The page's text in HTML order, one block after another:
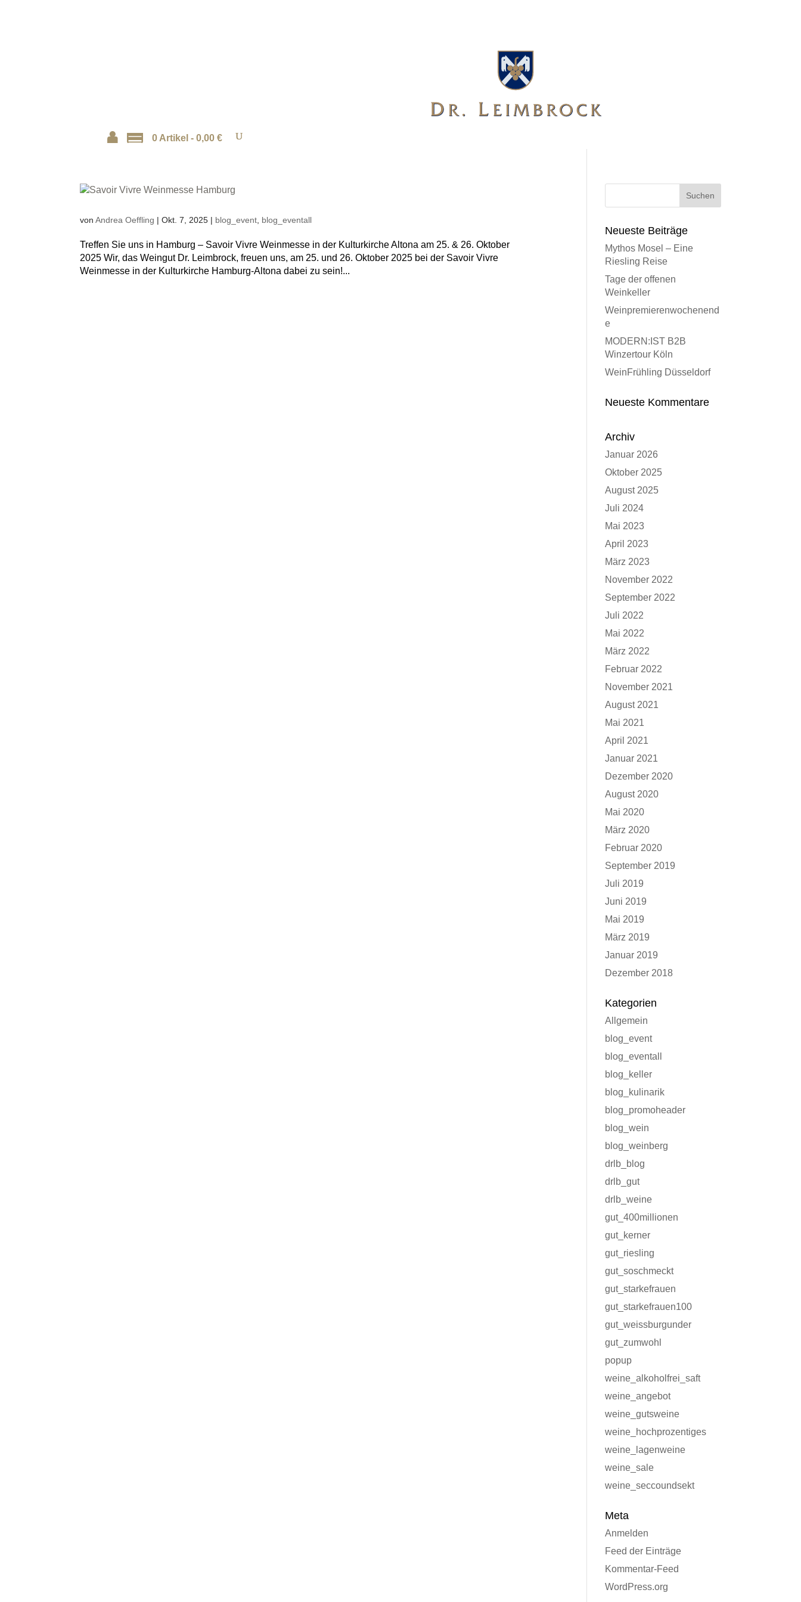
0 Artikel -0,00€
vonAndrea Oeffling |Okt. 7, 2025 | blog_event blog_eventall
Treffen Sie uns in Hamburg – Savoir Vivre Weinmesse in der Kulturkirche Altona am 25. & 26. Oktober
2025 Wir, das Weingut Dr. Leimbrock, freuen uns, am 25. und 26. Oktober 2025 bei der Savoir Vivre
Weinmesse in der Kulturkirche Hamburg-Altona dabei zu sein!...
Neueste Beiträge
Mythos Mosel – Eine
Riesling Reise
Tage der offenen
Weinkeller
Weinpremierenwochenend
e
MODERN:IST B2B
Winzertour Köln
WeinFrühling Düsseldorf
Neueste Kommentare
Archiv
Januar 2026
Oktober 2025
August 2025
Juli 2024
Mai 2023
April 2023
März 2023
November 2022
September 2022
Juli 2022
Mai 2022
März 2022
Februar 2022
November 2021
August 2021
Mai 2021
April 2021
Januar 2021
Dezember 2020
August 2020
Mai 2020
März 2020
Februar 2020
September 2019
Juli 2019
Juni 2019
Mai 2019
März 2019
Januar 2019
Dezember 2018
Kategorien
Allgemein
blog_event
blog_eventall
blog_keller
blog_kulinarik
blog_promoheader
blog_wein
blog_weinberg
drlb_blog
drlb_gut
drlb_weine
gut_400millionen
gut_kerner
gut_riesling
gut_soschmeckt
gut_starkefrauen
gut_starkefrauen100
gut_weissburgunder
gut_zumwohl
popup
weine_alkoholfrei_saft
weine_angebot
weine_gutsweine
weine_hochprozentiges
weine_lagenweine
weine_sale
weine_seccoundsekt
Meta
Anmelden
Feed der Einträge
Kommentar-Feed
WordPress.org